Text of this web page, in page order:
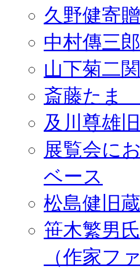
久野健寄
中村傳三
山下菊二
斎藤たま
及川尊雄
展覧会に
ベース
松島健旧
笹木繁男
（作家フ